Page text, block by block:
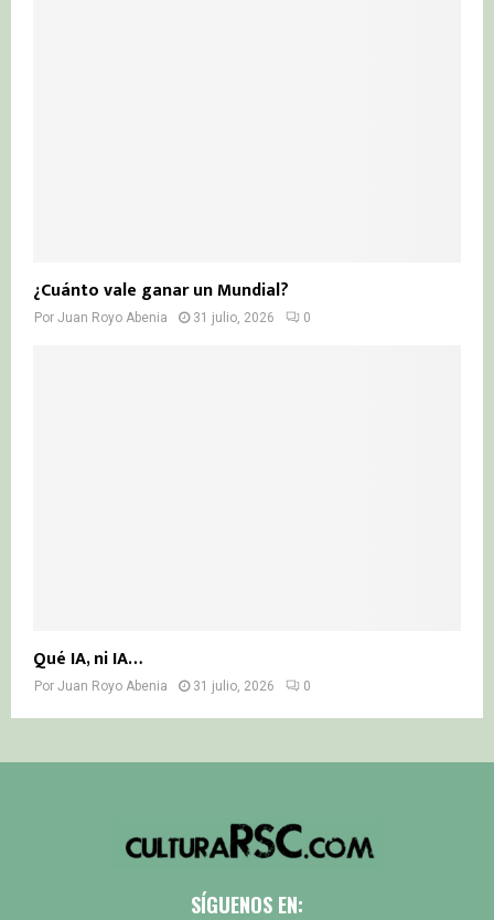
¿Cuánto vale ganar un Mundial?
Por Juan Royo Abenia 31 julio, 2026 0
Qué IA, ni IA…
Por Juan Royo Abenia 31 julio, 2026 0
SÍGUENOS EN: